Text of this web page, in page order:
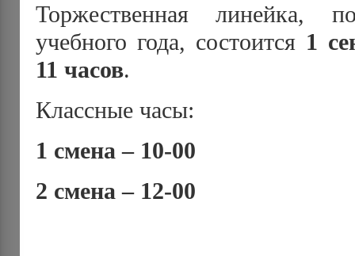
Торжественная линейка,
учебного года, состоится 1
11 часов.
Классные часы:
1 смена – 10-00
2 смена – 12-00